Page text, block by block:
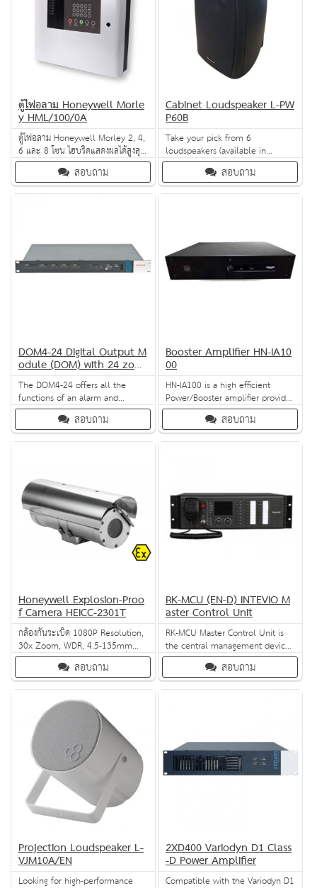
ตู้ไฟอลาม Honeywell Morle
y HML/100/0A
ตู้ไฟอลาม Honeywell Morley 2, 4,
6 และ 8 โซน ไฮบริดแสดงผลได้สูงสุด
ถึง 256 ตำแหน่ง จอแสดงผลแบบ
LCD รายงานการแจ้งเตือนได้ทุก
ตำแหน่ง ง่ายต่อการใช้งานและบำรุง
สอบถาม
Cabinet Loudspeaker L-PW
P60B
Take your pick from 6
loudspeakers (available in
charcoal or white) for high-
quality sound effects across a
range of frequencies - from bass
application.
สอบถาม
DOM4-24 Digital Output M
odule (DOM) with 24 zone
s
The DOM4-24 offers all the
functions of an alarm and
evacuation system in a 19"
module. It has interfaces to all
input/output modules, manages
Volume Control (AVC), automatic
and dynamic switching, and
emergenc
สอบถาม
Booster Amplifier HN-IA10
00
HN-IA100 is a high efficient
Power/Booster amplifier provides
audio signal amplification for
public address and voice alarm
system, It is reliable,efficient and
สอบถาม
Honeywell Explosion-Proo
f Camera HEICC-2301T
กล้องกันระเบิด 1080P Resolution,
30x Zoom, WDR, 4.5-135mm
MFZ กล้องกันระเบิดใช้กับงานที่
ต้องการความเชื่อมั่นสูงเกี่ยวกับความ
ปลอดภัยในพื้นที่เสี่ยงการเกิดเพลิง
ไหม้จากประกายไฟ
สอบถาม
RK-MCU (EN-D) INTEVIO M
aster Control Unit
RK-MCU Master Control Unit is
the central management device
of the INTEVIO PA / VA system,
which is used to manage and
monitor all devices and perform
สอบถาม
Projection Loudspeaker L-
VJM10A/EN
Looking for high-performance
2XD400 Variodyn D1 Class
-D Power Amplifier
Compatible with the Variodyn D1